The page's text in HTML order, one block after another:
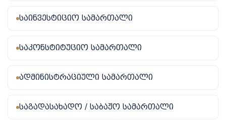
საინვესტიციო სამართალი
საკონსტიტუციო სამართალი
ადმინისტრაციული სამართალი
საგადასახადო / საბაჟო სამართალი